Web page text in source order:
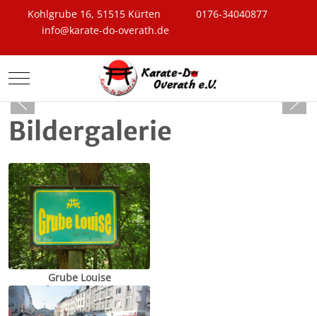
Kohlgrube 16, 51515 Kürten
0176-34040877
info@karate-do-overath.de
Mobile Menu Toggle
Bildergalerie
Grube Louise